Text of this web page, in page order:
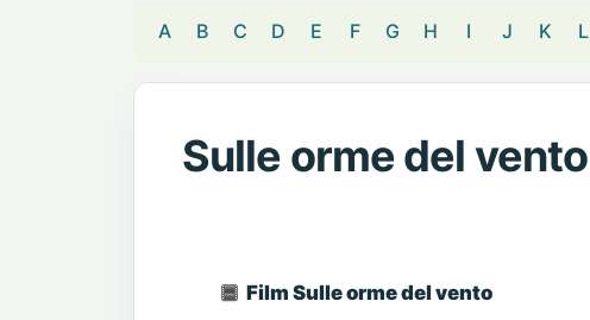
A B C D E F G H I J K L
Sulle orme del vento
Film Sulle orme del vento